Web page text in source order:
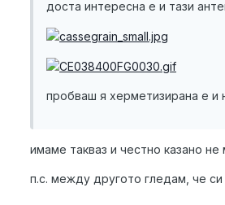
доста интересна е и тази
пробваш я херметизирана е и
имаме такваз и честно казано
п.с. между другото гледам, че